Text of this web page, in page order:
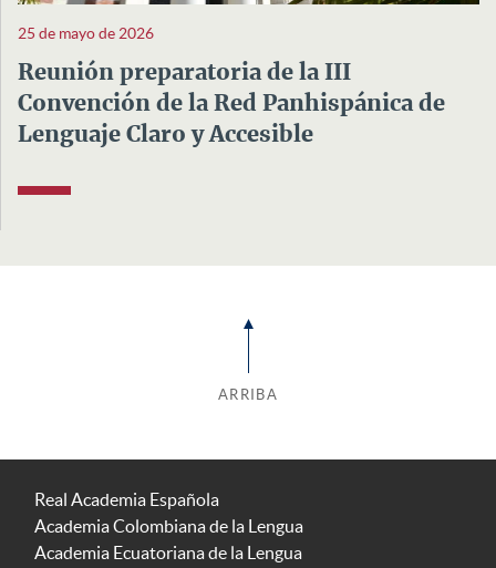
25 de mayo de 2026
Reunión preparatoria de la III
Convención de la Red Panhispánica de
Lenguaje Claro y Accesible
ARRIBA
Real Academia Española
Academia Colombiana de la Lengua
Academia Ecuatoriana de la Lengua